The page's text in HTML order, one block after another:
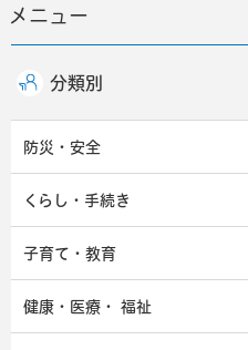
メニュー
分類別
防災・安全
くらし・手続き
子育て・教育
健康・医療・ 福祉